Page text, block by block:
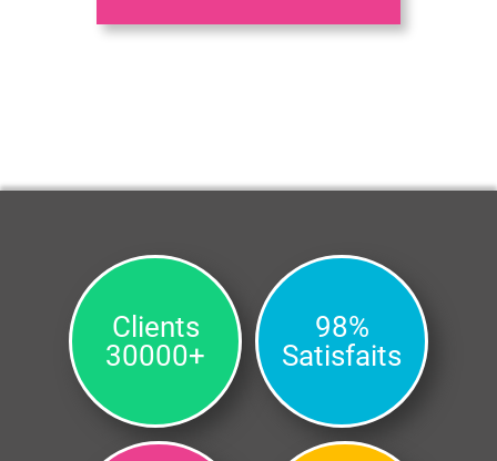
Clients
30000+
98%
Satisfaits